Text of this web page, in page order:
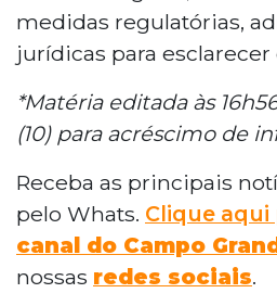
medidas regulatórias,
jurídicas para esclarecer
*Matéria editada às
(10) para acréscimo de
Receba as principais
pelo Whats. Clique aqui
canal do Campo
nossas redes sociais.